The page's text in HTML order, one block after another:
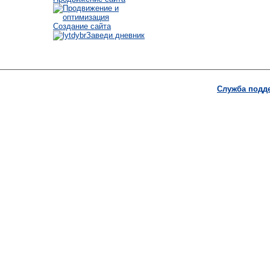
Создание сайта
Заведи дневник
Служба